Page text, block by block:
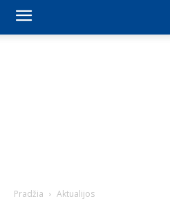
Pradžia Aktualijos